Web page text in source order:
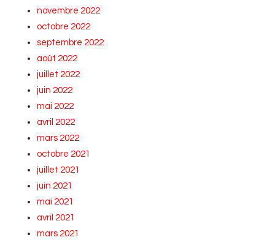
novembre 2022
octobre 2022
septembre 2022
août 2022
juillet 2022
juin 2022
mai 2022
avril 2022
mars 2022
octobre 2021
juillet 2021
juin 2021
mai 2021
avril 2021
mars 2021